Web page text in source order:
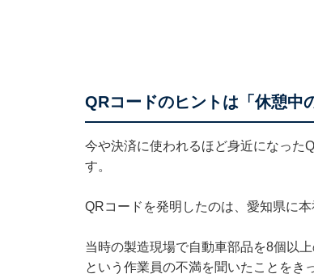
QRコードのヒントは「休憩中
今や決済に使われるほど身近になった
す。
QRコードを発明したのは、愛知県に
当時の製造現場で自動車部品を8個以
という作業員の不満を聞いたことをき